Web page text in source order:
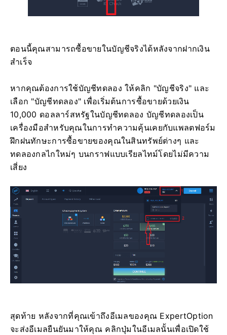
ตอนนี้คุณสามารถซื้อขายในบัญชีจริงได้หลังจากฝากเงิน
สำเร็จ
หากคุณต้องการใช้บัญชีทดลอง ให้คลิก "บัญชีจริง" และ
เลือก "บัญชีทดลอง" เพื่อเริ่มต้นการซื้อขายด้วยเงิน
10,000 ดอลลาร์สหรัฐในบัญชีทดลอง บัญชีทดลองเป็น
เครื่องมือสำหรับคุณในการทำความคุ้นเคยกับแพลตฟอร์ม
ฝึกฝนทักษะการซื้อขายของคุณในสินทรัพย์ต่างๆ และ
ทดลองกลไกใหม่ๆ บนกราฟแบบเรียลไทม์โดยไม่มีความ
เสี่ยง
สุดท้าย หลังจากที่คุณเข้าถึงอีเมลของคุณ ExpertOption
จะส่งอีเมลยืนยันมาให้คุณ คลิกปุ่มในอีเมลนั้นเพื่อเปิดใช้